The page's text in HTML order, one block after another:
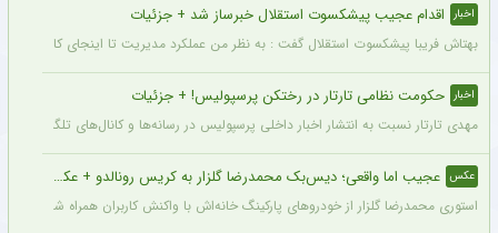
اخبار اقدام عجیب پیشکسوت استقلال خبرساز شد + جزئیات
بهتاش فریبا پیشکسوت استقلال گفت : به نظر من عملکرد مدیریت تا اینجای کار قابل
اخبار حکومت نظامی تارتار در رختکن پرسپولیس! + جزئیات
مهدی تارتار نسبت به انتشار اخبار داخلی پرسپولیس در رسانه‌ها و کانال‌های تلگرامی
عکس عجیب اما واقعی؛ دیس‌بک محمدرضا گلزار به کریس رونالدو + عکس
استوری محمدرضا گلزار از خودروهای پارکینگ خانه‌اش با واکنش کاربران همراه شده و